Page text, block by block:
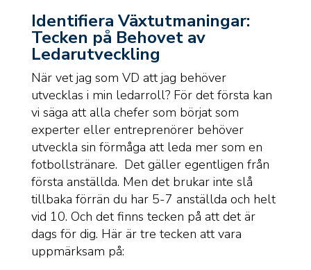
Identifiera Växtutmaningar:
Tecken på Behovet av
Ledarutveckling
När vet jag som VD att jag behöver
utvecklas i min ledarroll? För det första kan
vi säga att alla chefer som börjat som
experter eller entreprenörer behöver
utveckla sin förmåga att leda mer som en
fotbollstränare. Det gäller egentligen från
första anställda. Men det brukar inte slå
tillbaka förrän du har 5-7 anställda och helt
vid 10. Och det finns tecken på att det är
dags för dig. Här är tre tecken att vara
uppmärksam på: